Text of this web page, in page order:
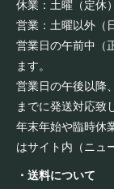
休業：土曜（定休）
営業：土曜以外（
営業日の午前中（
ます。
営業日の午後以降
までに発送対応致
年末年始や臨時休
はサイト内（ニュ
・送料について